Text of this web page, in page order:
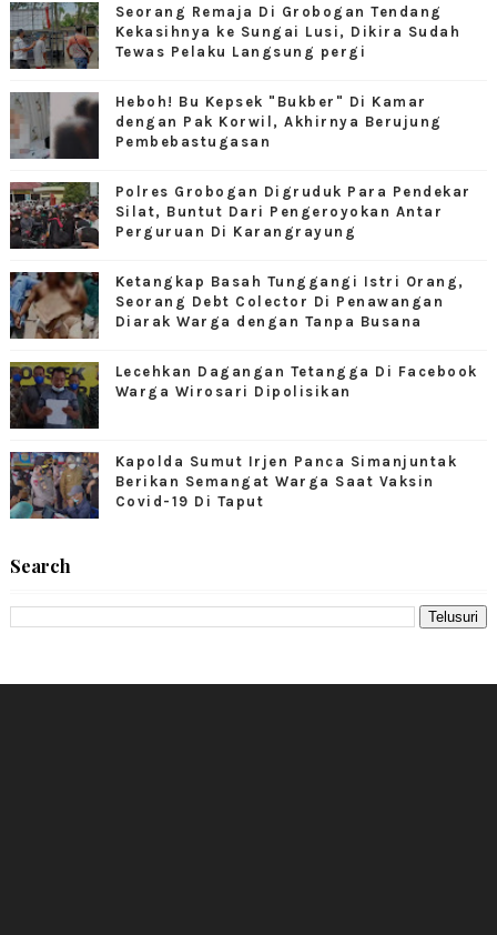
Seorang Remaja Di Grobogan Tendang
Kekasihnya ke Sungai Lusi, Dikira Sudah
Tewas Pelaku Langsung pergi
Heboh! Bu Kepsek "Bukber" Di Kamar
dengan Pak Korwil, Akhirnya Berujung
Pembebastugasan
Polres Grobogan Digruduk Para Pendekar
Silat, Buntut Dari Pengeroyokan Antar
Perguruan Di Karangrayung
Ketangkap Basah Tunggangi Istri Orang,
Seorang Debt Colector Di Penawangan
Diarak Warga dengan Tanpa Busana
Lecehkan Dagangan Tetangga Di Facebook
Warga Wirosari Dipolisikan
Kapolda Sumut Irjen Panca Simanjuntak
Berikan Semangat Warga Saat Vaksin
Covid-19 Di Taput
Search